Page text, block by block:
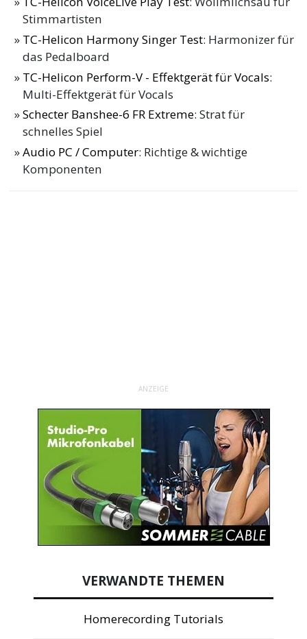
Stimmartisten
TC-Helicon Harmony Singer Test: Harmonizer für
das Pedalboard
TC-Helicon Perform-V - Effektgerät für Vocals:
Multi-Effektgerät für Vocals
Schecter Banshee-6 FR Extreme: Strat für
schnelles Spiel
Audio PC / Computer: Richtige & wichtige
Komponenten
ANZEIGE
VERWANDTE THEMEN
Homerecording Tutorials